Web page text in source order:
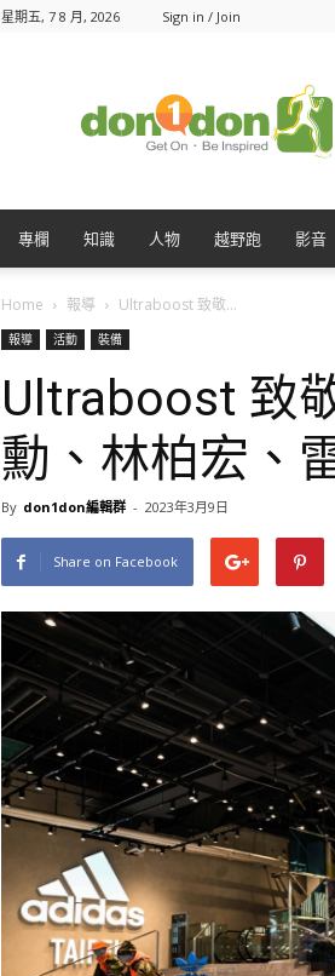
星期五, 7 8 月, 2026 Sign in / Join
專欄 知識 人物 越野跑 影音
Home 報導 Ultraboost 致敬...
報導 活動 裝備
Ultraboost 致
勳、林柏宏、
By don1don編輯群 - 2023年3月9日
Share on Facebook